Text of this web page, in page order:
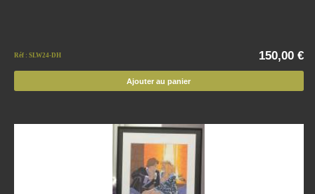
Réf : SLW24-DH 150,00 €
Ajouter au panier